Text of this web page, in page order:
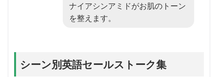
ナイアシンアミドがお肌のトーン
を整えます。
シーン別英語セールストーク集